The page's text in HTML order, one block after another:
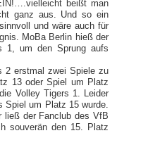
beißt man
ganz aus. Und so ein
und wäre auch für
MoBa Berlin hieß der
1, um den Sprung aufs
2 erstmal zwei Spiele zu
13 oder Spiel um Platz
Volley Tigers 1. Leider
Spiel um Platz 15 wurde.
ließ der Fanclub des VfB
souverän den 15. Platz